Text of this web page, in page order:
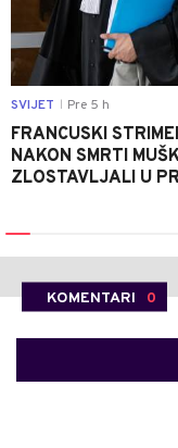
SVIJET Pre 5 h
FRANCUSKI
NAKON SMRTI
ZLOSTAVLJALI U
KOMENTARI 0